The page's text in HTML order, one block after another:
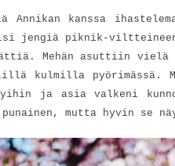
kanssa
jengiä piknik-
Mehän asuttiin
kulmilla pyörimässä.
ja asia valkeni
mutta hyvin se